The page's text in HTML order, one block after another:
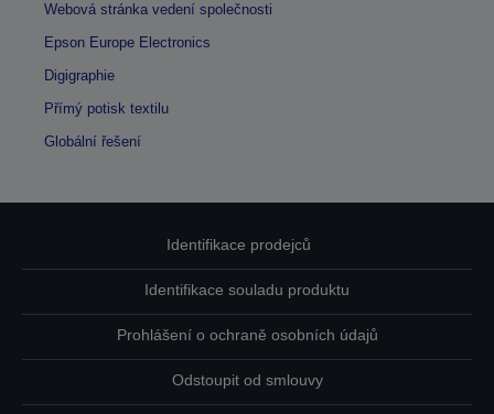
Webová stránka vedení společnosti
Epson Europe Electronics
Digigraphie
Přímý potisk textilu
Globální řešení
Identifikace prodejců
Identifikace souladu produktu
Prohlášení o ochraně osobních údajů
Odstoupit od smlouvy